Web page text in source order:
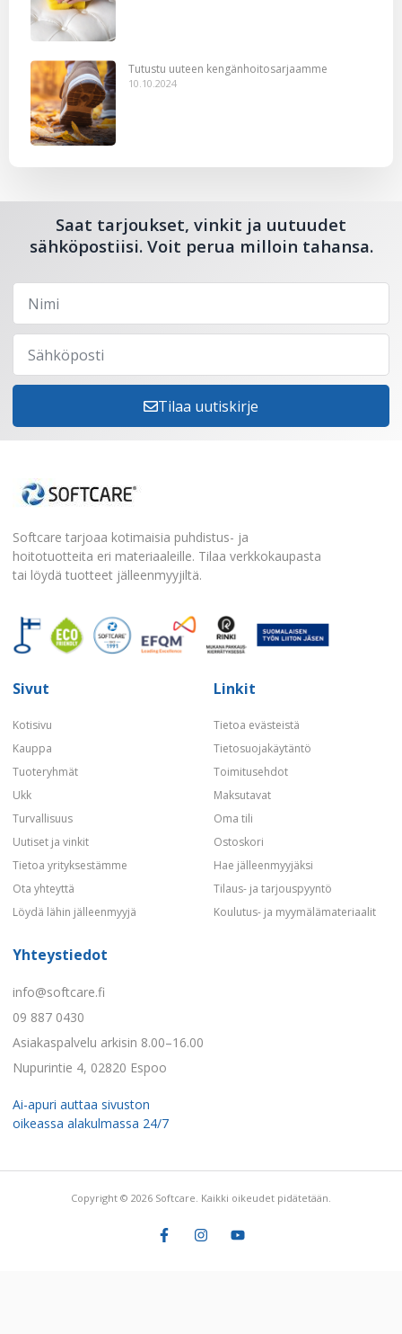
Tutustu uuteen kengänhoitosarjaamme
10.10.2024
Saat tarjoukset, vinkit ja uutuudet
sähköpostiisi. Voit perua milloin tahansa.
Tilaa uutiskirje
Softcare tarjoaa kotimaisia puhdistus- ja
hoitotuotteita eri materiaaleille. Tilaa verkkokaupasta
tai löydä tuotteet jälleenmyyjiltä.
Sivut
Kotisivu
Kauppa
Tuoteryhmät
Ukk
Turvallisuus
Uutiset ja vinkit
Tietoa yrityksestämme
Ota yhteyttä
Löydä lähin jälleenmyyjä
Linkit
Tietoa evästeistä
Tietosuojakäytäntö
Toimitusehdot
Maksutavat
Oma tili
Ostoskori
Hae jälleenmyyjäksi
Tilaus- ja tarjouspyyntö
Koulutus- ja myymälämateriaalit
Yhteystiedot
info@softcare.fi
09 887 0430
Asiakaspalvelu arkisin 8.00–16.00
Nupurintie 4, 02820 Espoo
Ai-apuri auttaa sivuston
oikeassa alakulmassa 24/7
Copyright © 2026 Softcare. Kaikki oikeudet pidätetään.